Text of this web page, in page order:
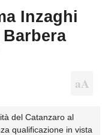
Inzaghi
del Catanzaro al
qualificazione in vista